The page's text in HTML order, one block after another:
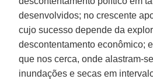
desenvolvidos; no crescente
cujo sucesso depende da
descontentamento econômico;
que nos cerca, onde alastram-
inundações e secas em